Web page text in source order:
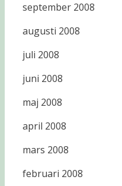
september 2008
augusti 2008
juli 2008
juni 2008
maj 2008
april 2008
mars 2008
februari 2008